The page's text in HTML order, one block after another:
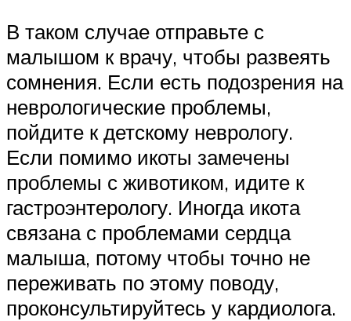
В таком случае отправьте с
малышом к врачу, чтобы развеять
сомнения. Если есть подозрения на
неврологические проблемы,
пойдите к детскому неврологу.
Если помимо икоты замечены
проблемы с животиком, идите к
гастроэнтерологу. Иногда икота
связана с проблемами сердца
малыша, потому чтобы точно не
переживать по этому поводу,
проконсультируйтесь у кардиолога.